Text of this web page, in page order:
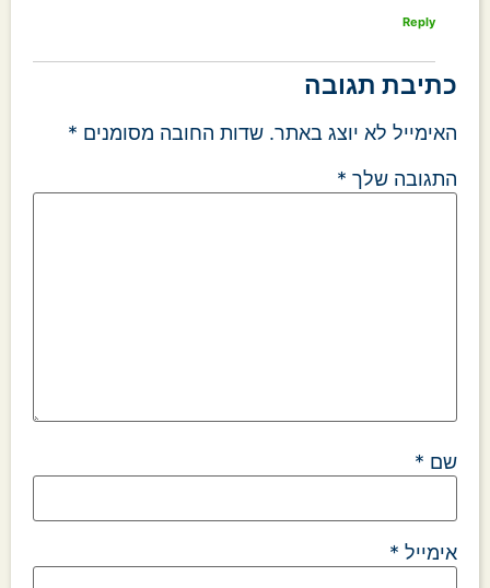
Reply
כתיבת תגובה
האימייל לא יוצג באתר. שדות החובה מסומנים *
התגובה שלך *
שם *
אימייל *